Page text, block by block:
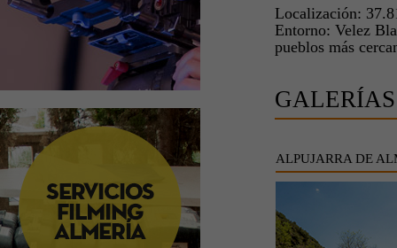
Localización:
Entorno: Velez
pueblos más
ALPUJARRA DE